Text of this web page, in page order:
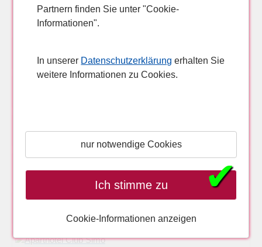
5* Hipotels Hipocampo Palace & Spa
4*+ allsun Hotel Bahia del Este
4* Hipotels Hipocampo Playa
4* allsun Hotel Amàrac
Partnern finden Sie unter "Cookie-
Informationen".
In unserer Datenschutzerklärung erhalten Sie
weitere Informationen zu Cookies.
nur notwendige Cookies
Ich stimme zu ✔
Cookie-Informationen anzeigen